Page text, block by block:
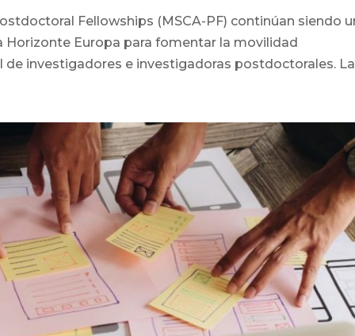
Fellowships (MSCA-PF) continúan siendo
Europa para fomentar la movilidad
investigadores e investigadoras postdoctorales.